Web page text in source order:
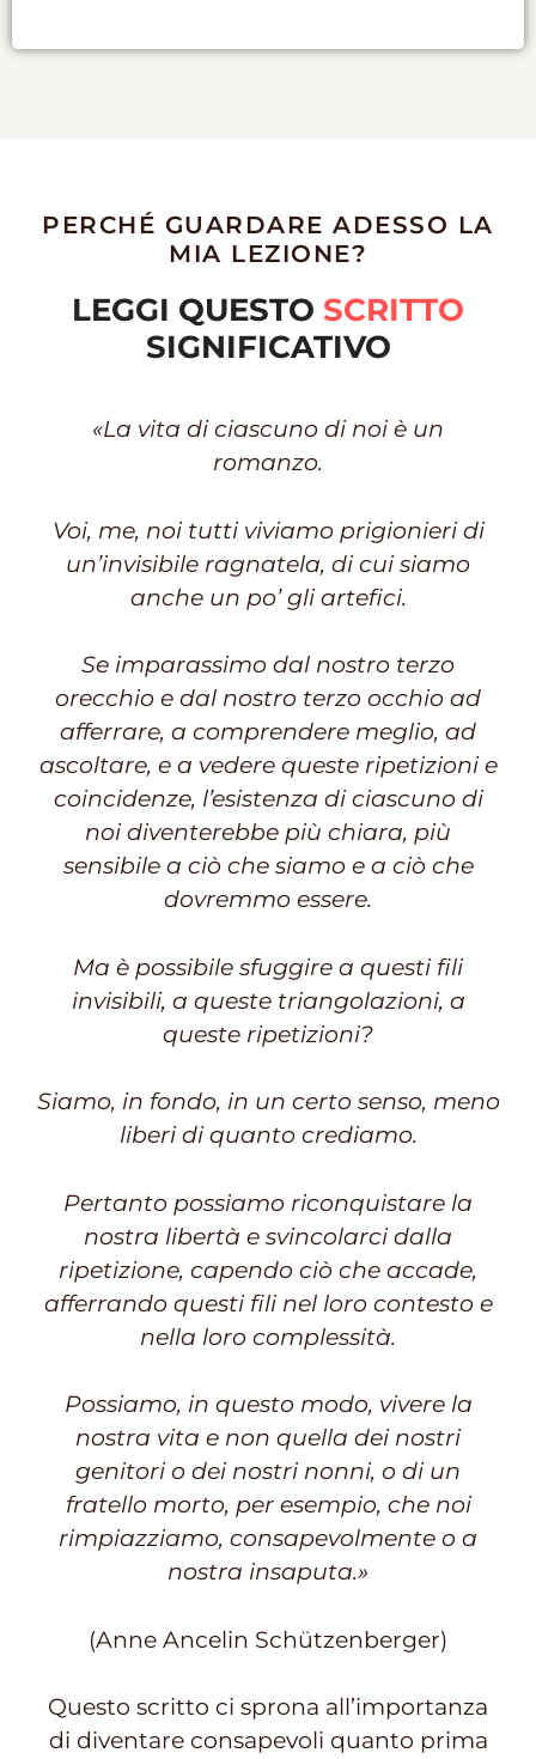
PERCHÉ GUARDARE ADESSO LA
MIA LEZIONE?
LEGGI QUESTO SCRITTO
SIGNIFICATIVO
«La vita di ciascuno di noi è un
romanzo.
Voi, me, noi tutti viviamo prigionieri di
un’invisibile ragnatela, di cui siamo
anche un po’ gli artefici.
Se imparassimo dal nostro terzo
orecchio e dal nostro terzo occhio ad
afferrare, a comprendere meglio, ad
ascoltare, e a vedere queste ripetizioni e
coincidenze, l’esistenza di ciascuno di
noi diventerebbe più chiara, più
sensibile a ciò che siamo e a ciò che
dovremmo essere.
Ma è possibile sfuggire a questi fili
invisibili, a queste triangolazioni, a
queste ripetizioni?
Siamo, in fondo, in un certo senso, meno
liberi di quanto crediamo.
Pertanto possiamo riconquistare la
nostra libertà e svincolarci dalla
ripetizione, capendo ciò che accade,
afferrando questi fili nel loro contesto e
nella loro complessità.
Possiamo, in questo modo, vivere la
nostra vita e non quella dei nostri
genitori o dei nostri nonni, o di un
fratello morto, per esempio, che noi
rimpiazziamo, consapevolmente o a
nostra insaputa.»
(Anne Ancelin Schützenberger)
Questo scritto ci sprona all’importanza
di diventare consapevoli quanto prima